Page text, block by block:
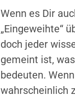
Wenn es Dir
„Eingeweihte“
doch jeder
gemeint ist,
bedeuten.
wahrscheinlich